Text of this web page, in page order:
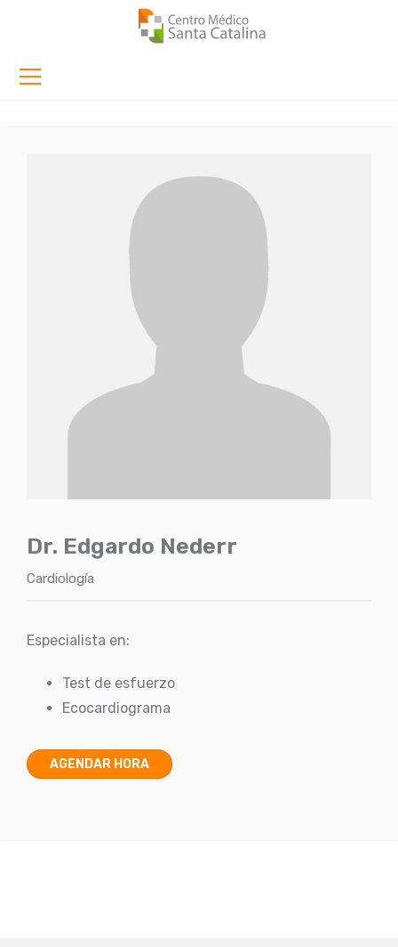
Dr. Edgardo Nederr
Cardiología
Especialista en:
Test de esfuerzo
Ecocardiograma
AGENDAR HORA